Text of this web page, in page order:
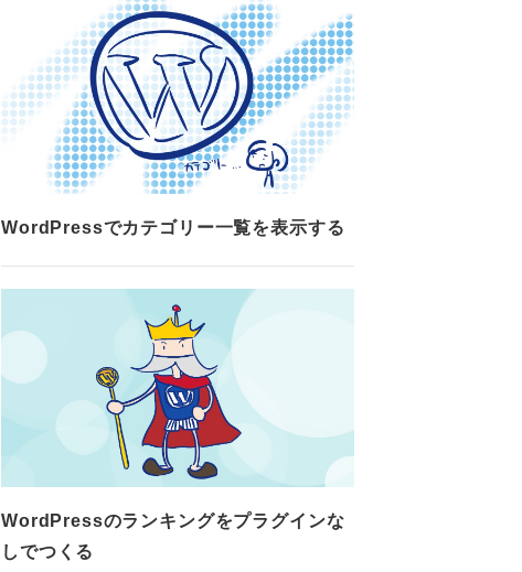
WordPressでカテゴリー一覧を表示する
WordPressのランキングをプラグインな
しでつくる